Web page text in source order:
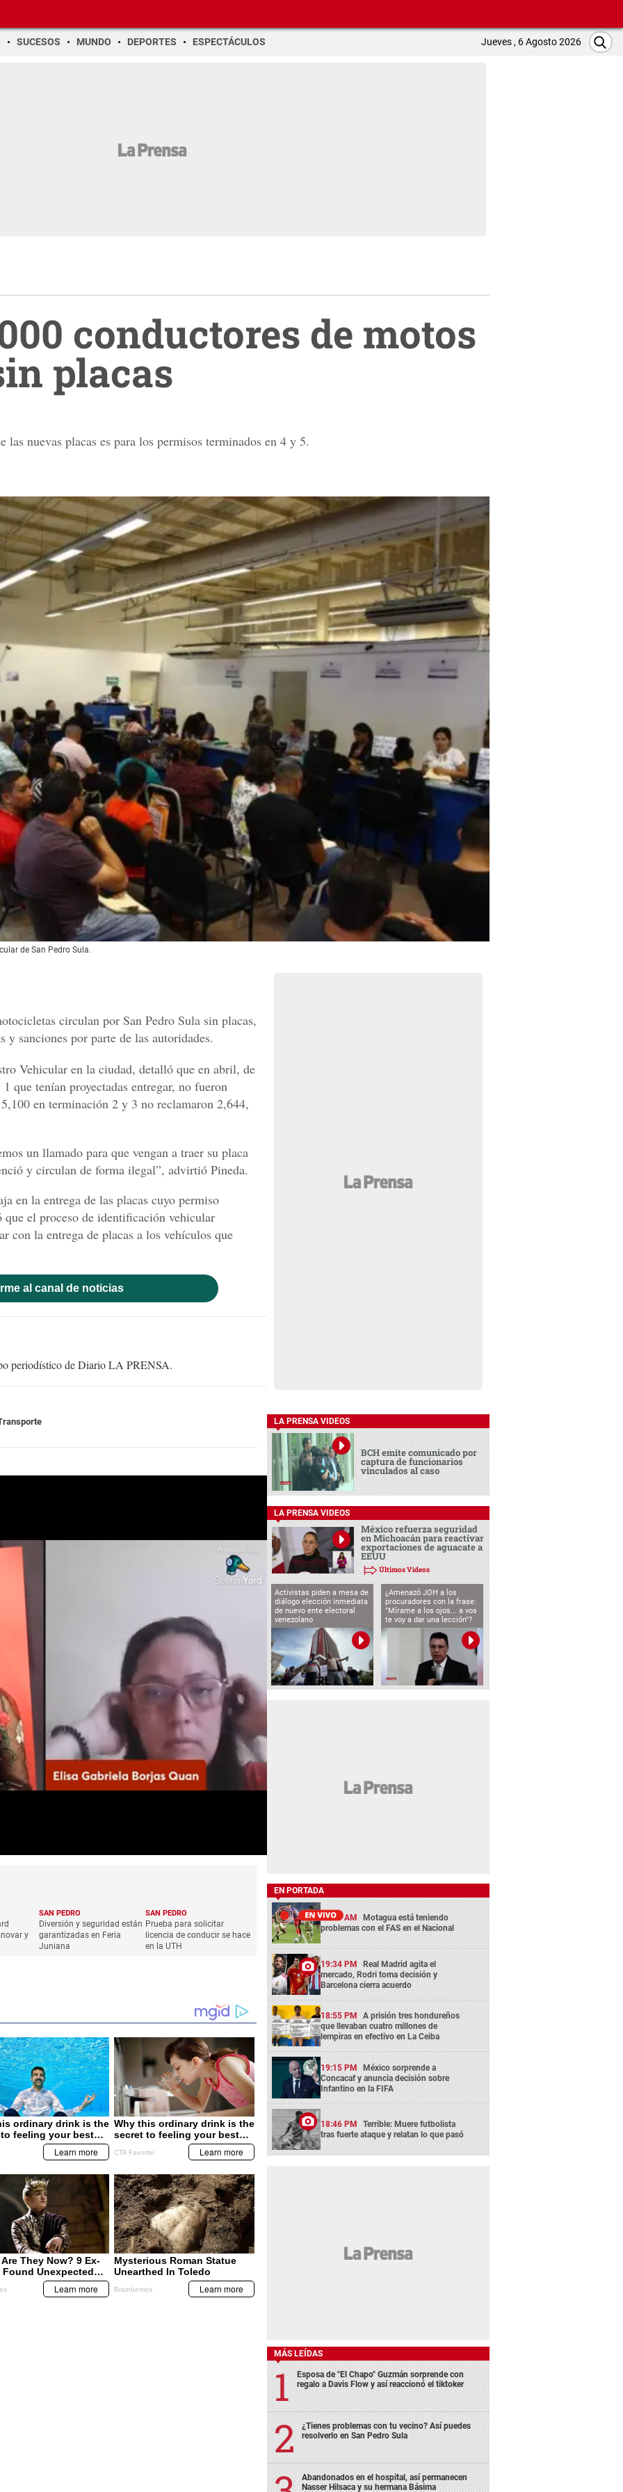
SUCESOS MUNDO DEPORTES ESPECTÁCULOS Jueves , 6 Agosto 2026
conductores de motos
placas
las nuevas placas es para los permisos terminados en 4 y 5.
de San Pedro Sula.
circulan por San Pedro Sula sin placas,
sanciones por parte de las autoridades.
Vehicular en la ciudad, detalló que en abril, de
que tenían proyectadas entregar, no fueron
en terminación 2 y 3 no reclamaron 2,644,
un llamado para que vengan a traer su placa
y circulan de forma ilegal”, advirtió Pineda.
en la entrega de las placas cuyo permiso
el proceso de identificación vehicular
con la entrega de placas a los vehículos que
al canal de noticias
periodístico de Diario LA PRENSA.
y
SAN PEDRO
Diversión y seguridad están
garantizadas en Feria
Juniana
SAN PEDRO
Prueba para solicitar
licencia de conducir se hace
en la UTH
LA PRENSA VIDEOS
BCH emite comunicado por
captura de funcionarios
vinculados al caso
LA PRENSA VIDEOS
México refuerza seguridad
en Michoacán para reactivar
exportaciones de aguacate a
EEUU
Últimos Videos
Activistas piden a mesa de
diálogo elección inmediata
de nuevo ente electoral
venezolano
¿Amenazó JOH a los
procuradores con la frase:
"Mírame a los ojos... a vos
te voy a dar una lección"?
EN PORTADA
11:45 AM Motagua está teniendo
problemas con el FAS en el Nacional
19:34 PM Real Madrid agita el
mercado, Rodri toma decisión y
Barcelona cierra acuerdo
18:55 PM A prisión tres hondureños
que llevaban cuatro millones de
lempiras en efectivo en La Ceiba
19:15 PM México sorprende a
Concacaf y anuncia decisión sobre
Infantino en la FIFA
18:46 PM Terrible: Muere futbolista
tras fuerte ataque y relatan lo que pasó
MÁS LEÍDAS
Esposa de "El Chapo" Guzmán sorprende con
regalo a Davis Flow y así reaccionó el tiktoker
¿Tienes problemas con tu vecino? Así puedes
resolverlo en San Pedro Sula
Abandonados en el hospital, así permanecen
Nasser Hilsaca y su hermana Básima